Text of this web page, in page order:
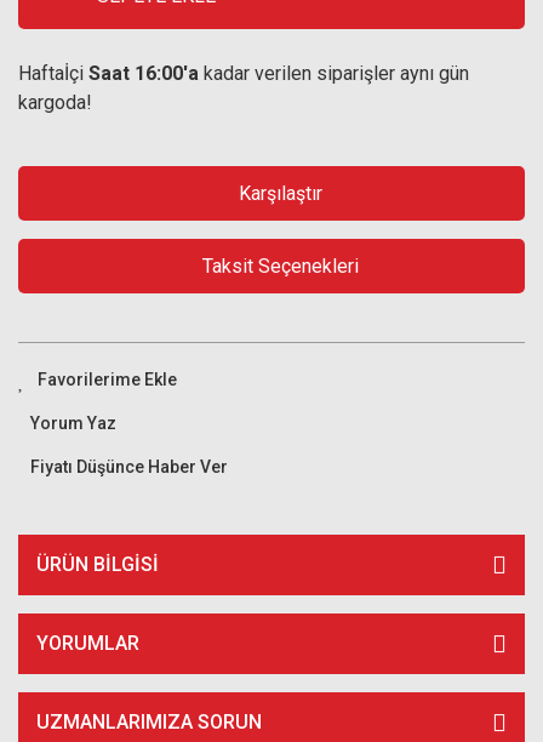
Haftaİçi Saat 16:00'a kadar verilen siparişler aynı gün
kargoda!
Karşılaştır
Taksit Seçenekleri
Yorum Yaz
Fiyatı Düşünce Haber Ver
ÜRÜN BILGISI
YORUMLAR
UZMANLARIMIZA SORUN